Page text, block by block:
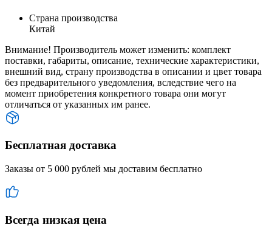
Страна производства
Китай
Внимание! Производитель может изменить: комплект
поставки, габариты, описание, технические характеристики,
внешний вид, страну производства в описании и цвет товара
без предварительного уведомления, вследствие чего на
момент приобретения конкретного товара они могут
отличаться от указанных им ранее.
Бесплатная доставка
Заказы от 5 000 рублей мы доставим бесплатно
Всегда низкая цена